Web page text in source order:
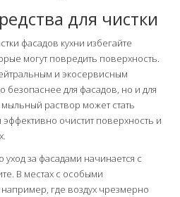
для чистки
фасадов кухни избегайте
могут повредить поверхность.
и экосервисным
безопаснее для фасадов, но и для
раствор может стать
очистит поверхность и
за фасадами начинается с
В местах с особыми
где воздух чрезмерно